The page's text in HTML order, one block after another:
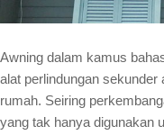
Awning dalam kamus
alat perlindungan sekunder
rumah. Seiring
yang tak hanya digunakan